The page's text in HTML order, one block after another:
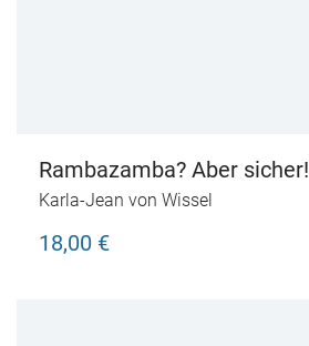
Rambazamba? Aber sicher!
Karla-Jean von Wissel
18,00 €